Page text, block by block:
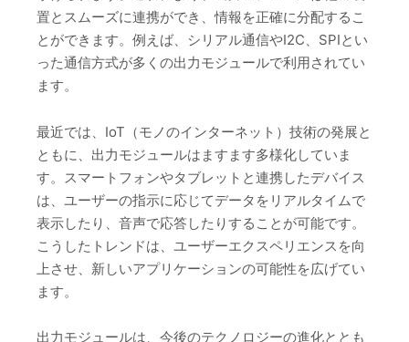
置とスムーズに連携ができ、情報を正確に分配するこ
とができます。例えば、シリアル通信やI2C、SPIとい
った通信方式が多くの出力モジュールで利用されてい
ます。
最近では、IoT（モノのインターネット）技術の発展と
ともに、出力モジュールはますます多様化していま
す。スマートフォンやタブレットと連携したデバイス
は、ユーザーの指示に応じてデータをリアルタイムで
表示したり、音声で応答したりすることが可能です。
こうしたトレンドは、ユーザーエクスペリエンスを向
上させ、新しいアプリケーションの可能性を広げてい
ます。
出力モジュールは、今後のテクノロジーの進化ととも